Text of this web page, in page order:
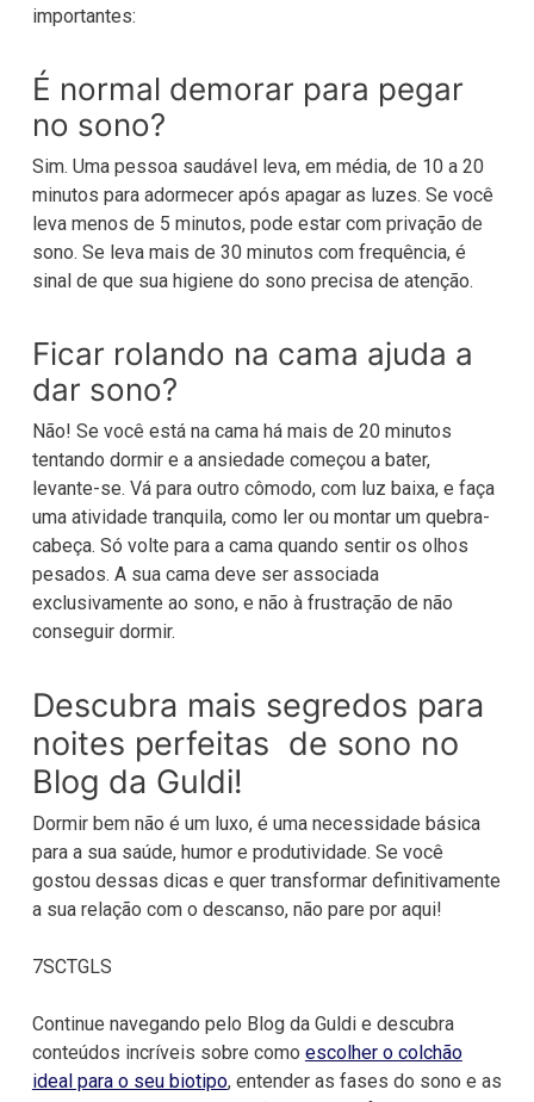
importantes:
É normal demorar para pegar
no sono?
Sim. Uma pessoa saudável leva, em média, de 10 a 20
minutos para adormecer após apagar as luzes. Se você
leva menos de 5 minutos, pode estar com privação de
sono. Se leva mais de 30 minutos com frequência, é
sinal de que sua higiene do sono precisa de atenção.
Ficar rolando na cama ajuda a
dar sono?
Não! Se você está na cama há mais de 20 minutos
tentando dormir e a ansiedade começou a bater,
levante-se. Vá para outro cômodo, com luz baixa, e faça
uma atividade tranquila, como ler ou montar um quebra-
cabeça. Só volte para a cama quando sentir os olhos
pesados. A sua cama deve ser associada
exclusivamente ao sono, e não à frustração de não
conseguir dormir.
Descubra mais segredos para
noites perfeitas de sono no
Blog da Guldi!
Dormir bem não é um luxo, é uma necessidade básica
para a sua saúde, humor e produtividade. Se você
gostou dessas dicas e quer transformar definitivamente
a sua relação com o descanso, não pare por aqui!
7SCTGLS
Continue navegando pelo Blog da Guldi e descubra
conteúdos incríveis sobre como escolher o colchão
ideal para o seu biotipo, entender as fases do sono e as